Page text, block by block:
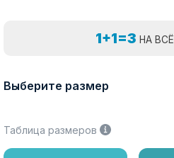
1+1=3 НА ВСЁ
Выберите размер
Таблица размеров